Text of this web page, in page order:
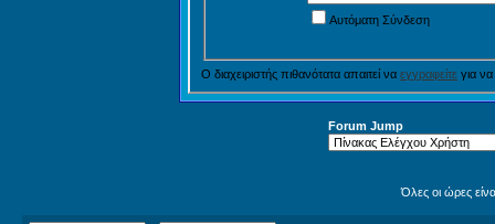
Αυτόματη Σύνδεση
Ο διαχειριστής πιθανότατα απαιτεί να εγγραφείτε για
Forum Jump
Όλες οι ώρες